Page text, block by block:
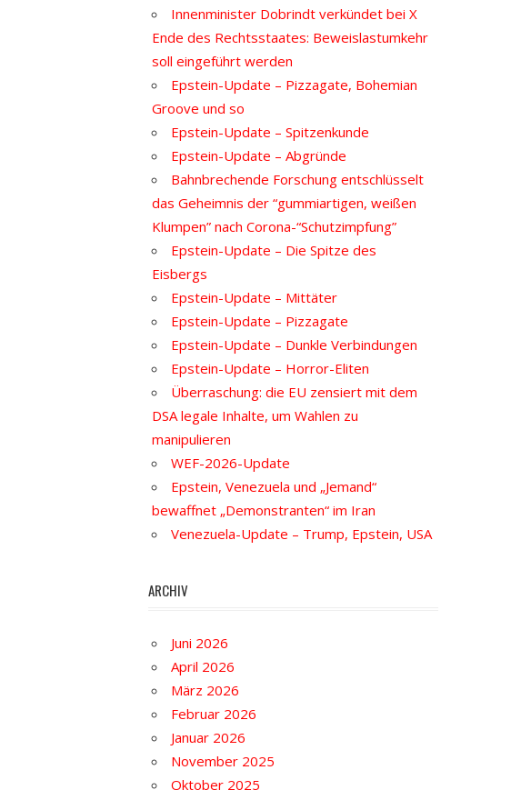
Innenminister Dobrindt verkündet bei X
Ende des Rechtsstaates: Beweislastumkehr
soll eingeführt werden
Epstein-Update – Pizzagate, Bohemian
Groove und so
Epstein-Update – Spitzenkunde
Epstein-Update – Abgründe
Bahnbrechende Forschung entschlüsselt
das Geheimnis der “gummiartigen, weißen
Klumpen” nach Corona-“Schutzimpfung”
Epstein-Update – Die Spitze des
Eisbergs
Epstein-Update – Mittäter
Epstein-Update – Pizzagate
Epstein-Update – Dunkle Verbindungen
Epstein-Update – Horror-Eliten
Überraschung: die EU zensiert mit dem
DSA legale Inhalte, um Wahlen zu
manipulieren
WEF-2026-Update
Epstein, Venezuela und „Jemand“
bewaffnet „Demonstranten“ im Iran
Venezuela-Update – Trump, Epstein, USA
ARCHIV
Juni 2026
April 2026
März 2026
Februar 2026
Januar 2026
November 2025
Oktober 2025